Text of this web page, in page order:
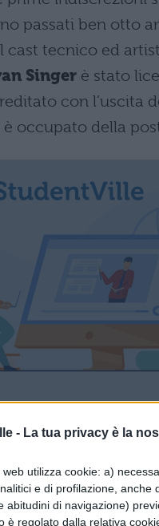
- La tua privacy è la
utilizza cookie: a)
e di profilazione,
abitudini di navigazione)
è regolato dalla relativa
passati ben otto
tecnico ed
Singer è stato
con l’uscita
occupato della
rivivere sia
come